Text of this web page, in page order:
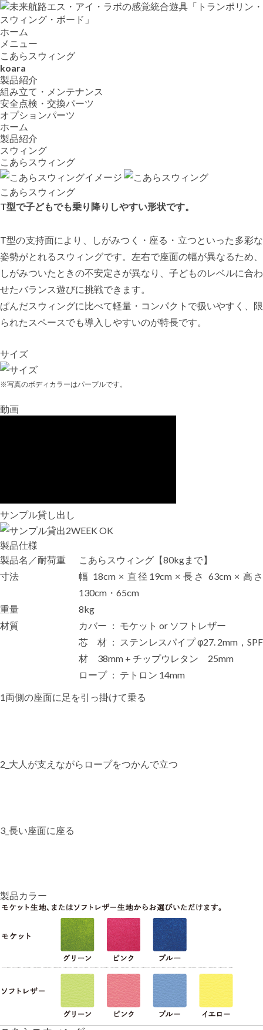
ホーム
メニュー
こあらスウィング
koara
製品紹介
組み立て・メンテナンス
安全点検・交換パーツ
オプションパーツ
ホーム
製品紹介
スウィング
こあらスウィング
こあらスウィング
T型で子どもでも乗り降りしやすい形状です。
T型の支持面により、しがみつく・座る・立つといった多彩な
姿勢がとれるスウィングです。左右で座面の幅が異なるため、
しがみついたときの不安定さが異なり、子どものレベルに合わ
せたバランス遊びに挑戦できます。
ぱんだスウィングに比べて軽量・コンパクトで扱いやすく、限
られたスペースでも導入しやすいのが特長です。
サイズ
※写真のボディカラーはパープルです。
動画
サンプル貸し出し
製品仕様
製品名／耐荷重
こあらスウィング【80kgまで】
寸法
幅 18cm × 直径19cm × 長さ 63cm × 高さ
130cm・65cm
重量
8kg
材質
カバー ： モケット or ソフトレザー
芯 材 ： ステンレスパイプ φ27. 2mm，SPF
材 38mm + チップウレタン 25mm
ロープ ： テトロン 14mm
1両側の座面に足を引っ掛けて乗る
2_大人が支えながらロープをつかんで立つ
3_長い座面に座る
製品カラー